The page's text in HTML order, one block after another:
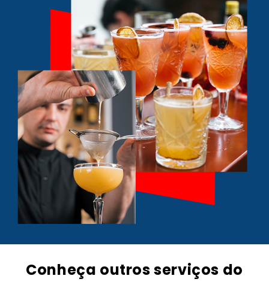
Conheça outros serviços do